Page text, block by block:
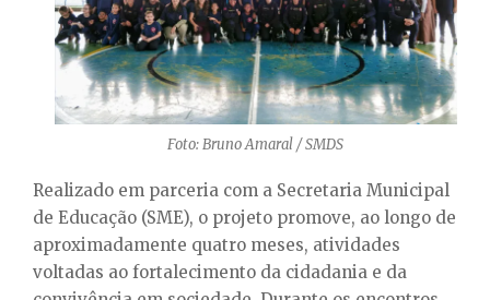
Foto: Bruno Amaral / SMDS
Realizado em parceria com a Secretaria Municipal
de Educação (SME), o projeto promove, ao longo de
aproximadamente quatro meses, atividades
voltadas ao fortalecimento da cidadania e da